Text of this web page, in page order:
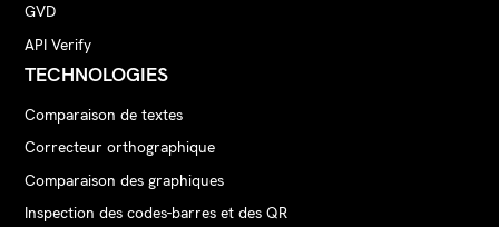
GVD
API Verify
TECHNOLOGIES
Comparaison de textes
Correcteur orthographique
Comparaison des graphiques
Inspection des codes-barres et des QR